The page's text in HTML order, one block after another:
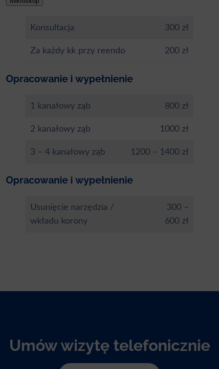
Konsultacja 300 zł
Za każdy kk przy reendo 200 zł
Opracowanie i wypełnienie
1 kanałowy ząb 800 zł
2 kanałowy ząb 1000 zł
3 – 4 kanałowy ząb 1200 – 1400 zł
Opracowanie i wypełnienie
Usunięcie narzędzia /
wkładu korony
300 –
600 zł
Umów wizytę telefonicznie